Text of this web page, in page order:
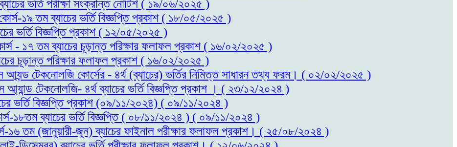
ভর্তি পরীক্ষা সংক্রান্ত নোটিশ ( ১৯/০৬/২০২৫ )
১৯ তম ব্যাচের ভর্তি বিজ্ঞপ্তি প্রকাশ ( ১৮/০৫/২০২৫ )
ভর্তি বিজ্ঞপ্তি প্রকাশ ( ১২/০৫/২০২৫ )
- ১৭ তম ব্যাচের চূড়ান্ত পরিক্ষার ফলাফল প্রকাশ ( ১৬/০২/২০২৫ )
চূড়ান্ত পরিক্ষার ফলাফল প্রকাশ ( ১৬/০২/২০২৫ )
আ্যন্ড টেকনোলজি কোর্সের - ৪র্থ (ব্যাচের) ভর্তির নিমিত্ত সাধারন তথ্য ফরম। ( ০২/০২/২০২৫ )
আ্যান্ড টেকনোলজি- ৪র্থ ব্যাচের ভর্তি বিজ্ঞপ্তি প্রকাশ । ( ২৩/১২/২০২৪ )
ভর্তি বিজ্ঞপ্তি প্রকাশ (০৯/১১/২০২৪) ( ০৯/১১/২০২৪ )
১৮তম ব্যাচের ভর্তি বিজ্ঞপ্তি ( ০৮/১১/২০২৪ ) ( ০৯/১১/২০২৪ )
১৬ তম (জানুয়ারী-জুন) ব্যাচের ফাইনাল পরীক্ষার ফলাফল প্রকাশ। ( ২৫/০৮/২০২৪ )